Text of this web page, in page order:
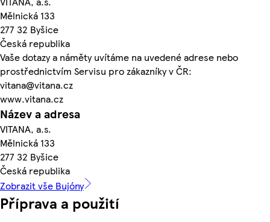
Mělnická 133
277 32 Byšice
Česká republika
Vaše dotazy a náměty uvítáme na uvedené adrese nebo
prostřednictvím Servisu pro zákazníky v ČR:
vitana@vitana.cz
www.vitana.cz
Název a adresa
VITANA, a.s.
Mělnická 133
277 32 Byšice
Česká republika
Zobrazit vše Bujóny
Příprava a použití